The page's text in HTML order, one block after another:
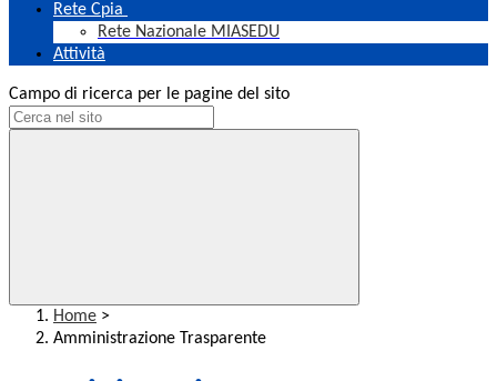
Rete Cpia
Rete Nazionale MIASEDU
Attività
Campo di ricerca per le pagine del sito
Home >
Amministrazione Trasparente